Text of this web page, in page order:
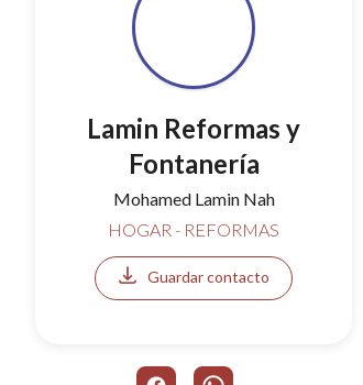
Lamin Reformas y
Fontanería
Mohamed Lamin Nah
HOGAR - REFORMAS
Guardar contacto